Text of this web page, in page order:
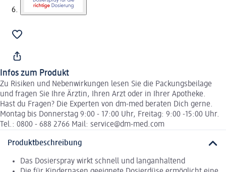
Infos zum Produkt
Zu Risiken und Nebenwirkungen lesen Sie die Packungsbeilage
und fragen Sie Ihre Ärztin, Ihren Arzt oder in Ihrer Apotheke.
Hast du Fragen? Die Experten von dm-med beraten Dich gerne.
Montag bis Donnerstag 9:00 - 17:00 Uhr, Freitag: 9:00 -15:00 Uhr.
Tel.: 0800 - 688 2766 Mail: service@dm-med.com
Produktbeschreibung
Das Dosierspray wirkt schnell und langanhaltend